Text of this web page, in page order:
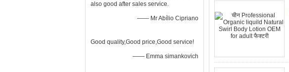
also good after sales service.
—— Mr Abílio Cipriano
Good quality,Good price,Good service!
—— Emma simankovich